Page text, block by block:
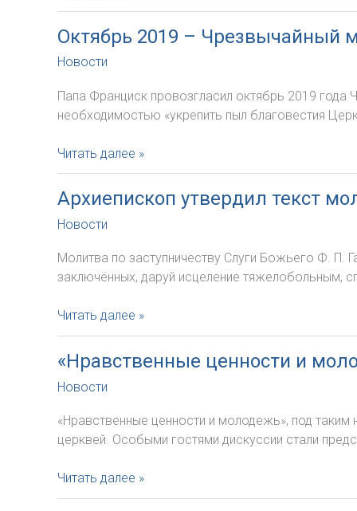
сообщение
о
L
пленарном
Конференции
католических
России
Октябрь 2019 – Чрезвычайный
Новости
Папа Франциск провозгласил октябрь 2019
необходимостью «укрепить пыл благовестия
Октябрь
2019
–
Чрезвычайный
месяц
Читать далее »
Архиепископ утвердил текст
Новости
Молитва по заступничеству Слуги Божьего Ф. П.
заключённых, даруй исцеление тяжелобольным,
Архиепископ
утвердил
текст
молитвы
по
Слуги
Божия
Гааза
Читать далее »
«Нравственные ценности и
Новости
«Нравственные ценности и молодежь», под
церквей. Особыми гостями дискуссии стали
«Нравственные
ценности
Читать далее »